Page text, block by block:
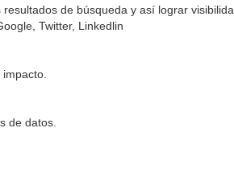
de búsqueda y así lograr
Twitter, Linkedlin
de datos.